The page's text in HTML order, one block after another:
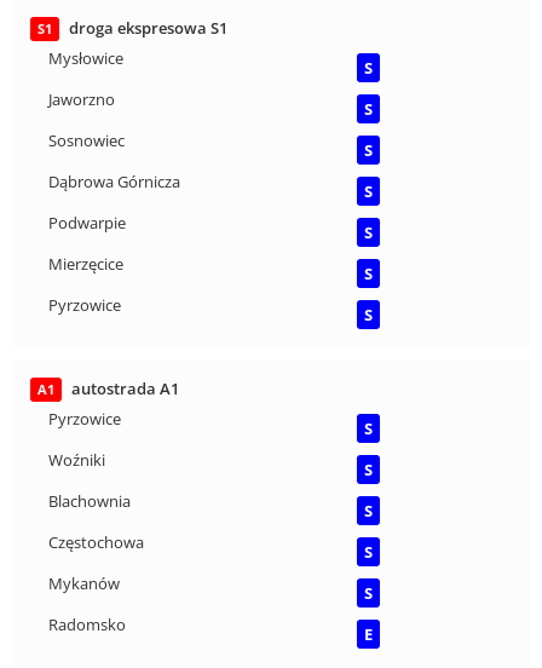
S1
droga ekspresowa S1
Mysłowice
S
Jaworzno
S
Sosnowiec
S
Dąbrowa Górnicza
S
Podwarpie
S
Mierzęcice
S
Pyrzowice
S
A1
autostrada A1
Pyrzowice
S
Woźniki
S
Blachownia
S
Częstochowa
S
Mykanów
S
Radomsko
E